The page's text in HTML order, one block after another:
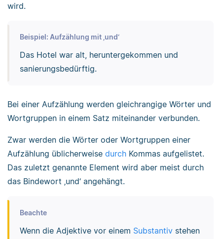
wird.
Beispiel: Aufzählung mit ‚und‘
Das Hotel war alt, heruntergekommen und
sanierungsbedürftig.
Bei einer Aufzählung werden gleichrangige Wörter und
Wortgruppen in einem Satz miteinander verbunden.
Zwar werden die Wörter oder Wortgruppen einer
Aufzählung üblicherweise durch Kommas aufgelistet.
Das zuletzt genannte Element wird aber meist durch
das Bindewort ‚und‘ angehängt.
Beachte
Wenn die Adjektive vor einem Substantivstehen